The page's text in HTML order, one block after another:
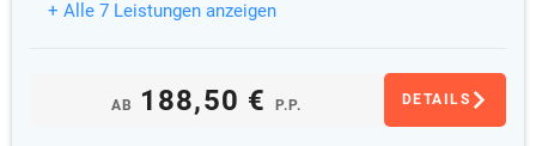
+ Alle 7 Leistungen anzeigen
AB 188,50 € P.P. DETAILS